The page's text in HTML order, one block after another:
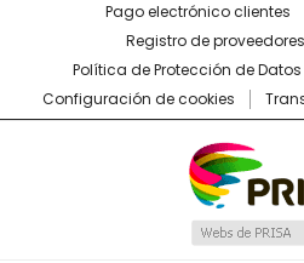
Pago electrónico clientes
Registro de proveedores
Política de Protección de Datos
Configuración de cookies